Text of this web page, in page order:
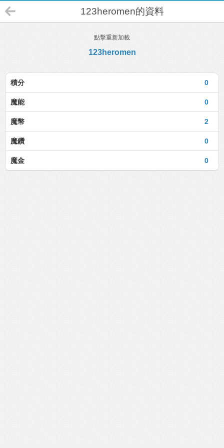
123heromen的資料
點擊重新加載
123heromen
0
積分
0
魔能
2
魔幣
0
魔鑽
0
魔金